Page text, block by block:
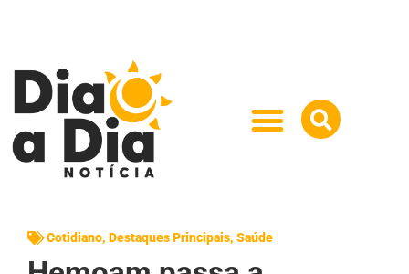
Cotidiano, Destaques Principais, Saúde